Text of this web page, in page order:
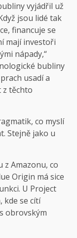
vyjádřil už
jsou lidé tak
financuje se
mají investoři
nápady,“
bubliny
usadí a
z těchto
co myslí
Stejně jako u
z Amazonu, co
Origin má sice
U Project
kde se cítí
obrovským